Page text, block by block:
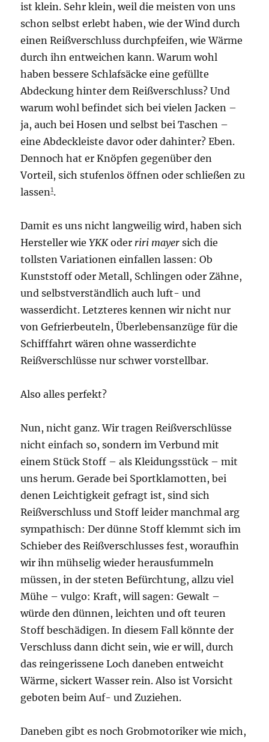
ist klein. Sehr klein, weil die meisten von uns
schon selbst erlebt haben, wie der Wind durch
einen Reißverschluss durchpfeifen, wie Wärme
durch ihn entweichen kann. Warum wohl
haben bessere Schlafsäcke eine gefüllte
Abdeckung hinter dem Reißverschluss? Und
warum wohl befindet sich bei vielen Jacken –
ja, auch bei Hosen und selbst bei Taschen –
eine Abdeckleiste davor oder dahinter? Eben.
Dennoch hat er Knöpfen gegenüber den
Vorteil, sich stufenlos öffnen oder schließen zu
lassen1.
Damit es uns nicht langweilig wird, haben sich
Hersteller wieYKKoder riri mayer sich die
tollsten Variationen einfallen lassen: Ob
Kunststoff oder Metall, Schlingen oder Zähne,
und selbstverständlich auch luft- und
wasserdicht. Letzteres kennen wir nicht nur
von Gefrierbeuteln, Überlebensanzüge für die
Schifffahrt wären ohne wasserdichte
Reißverschlüsse nur schwer vorstellbar.
Also alles perfekt?
Nun, nicht ganz. Wir tragen Reißverschlüsse
nicht einfach so, sondern im Verbund mit
einem Stück Stoff – als Kleidungsstück – mit
uns herum. Gerade bei Sportklamotten, bei
denen Leichtigkeit gefragt ist, sind sich
Reißverschluss und Stoff leider manchmal arg
sympathisch: Der dünne Stoff klemmt sich im
Schieber des Reißverschlusses fest, woraufhin
wir ihn mühselig wieder herausfummeln
müssen, in der steten Befürchtung, allzu viel
Mühe – vulgo: Kraft, will sagen: Gewalt –
würde den dünnen, leichten und oft teuren
Stoff beschädigen. In diesem Fall könnte der
Verschluss dann dicht sein, wie er will, durch
das reingerissene Loch daneben entweicht
Wärme, sickert Wasser rein. Also ist Vorsicht
geboten beim Auf- und Zuziehen.
Daneben gibt es noch Grobmotoriker wie mich,